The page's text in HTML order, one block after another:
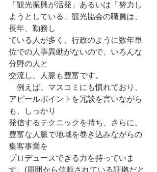
「観光振興が活発」あるいは「努力し
ようとしている」観光協会の職員は、
長年、勤務し
ている人が多く、行政のように数年単
位での人事異動がないので、いろんな
分野の人と
交流し、人脈も豊富です。
例えば、マスコミにも慣れており、
アピールポイントを冗談を言いながら
も、しっかり
発信するテクニックを持ち、さらに、
豊富な人脈で地域を巻き込みながらの
集客事業を
プロデュースできる力を持っていま
す。(周囲から信頼されている証拠だと